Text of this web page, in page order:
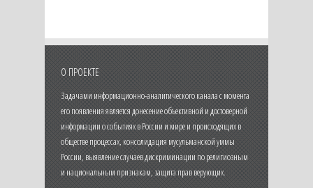
О ПРОЕКТЕ
Задачами информационно-аналитического канала с момента
его появления является донесение объективной и достоверной
информации о событиях в России и мире и происходящих в
обществе процессах, консолидация мусульманской уммы
России, выявление случаев дискриминации по религиозным
и национальным признакам, защита прав верующих.